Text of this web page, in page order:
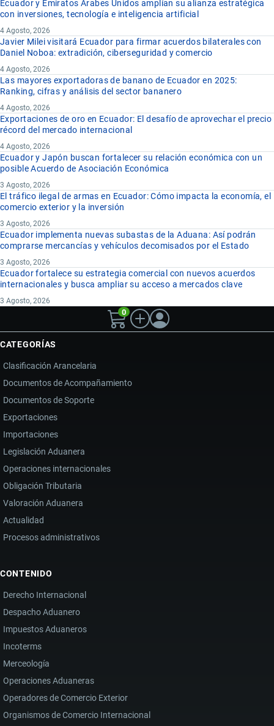
Ecuador y Emiratos Árabes Unidos amplían su alianza estratégica
con inversiones, tecnología e inteligencia artificial
4 Agosto, 2026
Javier Milei visitará Ecuador para firmar acuerdos bilaterales con
Daniel Noboa: extradición, ciberseguridad y comercio
4 Agosto, 2026
Las mayores exportadoras de banano de Ecuador en 2025:
Ranking, cifras y análisis del sector bananero
4 Agosto, 2026
Exportaciones de oro en Ecuador: El desafío de aprovechar el precio
récord del mercado internacional
4 Agosto, 2026
Ecuador y Japón buscan fortalecer su relación económica con un
posible Acuerdo de Asociación Económica
3 Agosto, 2026
El tráfico ilegal de armas en Ecuador: Cómo impacta la economía, el
comercio exterior y la inversión
3 Agosto, 2026
Ecuador implementa nuevas subastas de la Aduana: Así podrán
comprarse mercancías y vehículos decomisados por el Estado
3 Agosto, 2026
Ecuador fortalece su estrategia comercial con nuevos acuerdos
internacionales y busca ampliar su acceso a mercados clave
3 Agosto, 2026
0
CATEGORÍAS
Clasificación Arancelaria
Documentos de Acompañamiento
Documentos de Soporte
Exportaciones
Importaciones
Legislación Aduanera
Operaciones internacionales
Obligación Tributaria
Valoración Aduanera
Actualidad
Procesos administrativos
CONTENIDO
Derecho Internacional
Despacho Aduanero
Impuestos Aduaneros
Incoterms
Merceología
Operaciones Aduaneras
Operadores de Comercio Exterior
Organismos de Comercio Internacional